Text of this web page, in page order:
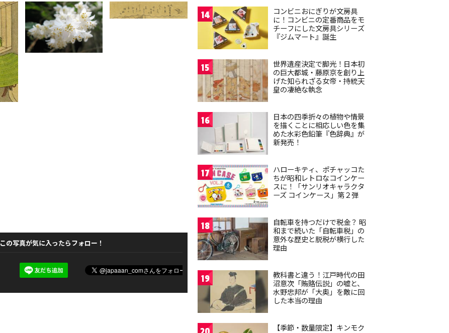
この写真が気に入ったらフォロー！
14
コンビニおにぎりが文房具
に！コンビニの定番商品をモ
チーフにした文房具シリーズ
『ジムマート』誕生
15
世界遺産決定で脚光！日本初
の巨大都城・藤原京を創り上
げた知られざる女帝・持統天
皇の凄絶な執念
16
日本の四季折々の植物や情景
を描くことに相応しい色を集
めた水彩色鉛筆『色辞典』が
新発売！
17
ハローキティ、ポチャッコた
ちが昭和レトロなコインケー
スに！「サンリオキャラクタ
ーズ コインケース」第２弾
18
自転車を持つだけで税金？ 昭
和まで続いた「自転車税」の
意外な歴史と脱税が横行した
理由
19
教科書と違う！江戸時代の田
沼意次「賄賂伝説」の嘘と、
水野忠邦が「大奥」を敵に回
した本当の理由
【季節・数量限定】キンモク